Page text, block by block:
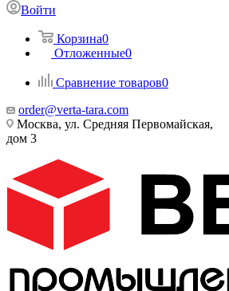
Войти
Корзина0
Отложенные0
Сравнение товаров0
order@verta-tara.com
Москва, ул. Средняя Первомайская,
дом 3